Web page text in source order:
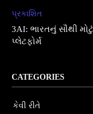
પ્રકાશિત
3AI: ભારતનું સૌથી
પ્લેટફોર્મ
CATEGORIES
કેવી રીતે